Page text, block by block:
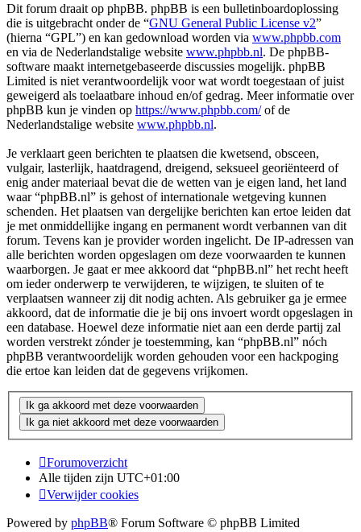
Dit forum draait op phpBB. phpBB is een bulletinboardoplossing
die is uitgebracht onder de “GNU General Public License v2”
(hierna “GPL”) en kan gedownload worden via www.phpbb.com
en via de Nederlandstalige website www.phpbb.nl. De phpBB-
software maakt internetgebaseerde discussies mogelijk. phpBB
Limited is niet verantwoordelijk voor wat wordt toegestaan of juist
geweigerd als toelaatbare inhoud en/of gedrag. Meer informatie over
phpBB kun je vinden op https://www.phpbb.com/of de
Nederlandstalige website www.phpbb.nl.
Je verklaart geen berichten te plaatsen die kwetsend, obsceen,
vulgair, lasterlijk, haatdragend, dreigend, seksueel georiënteerd of
enig ander materiaal bevat die de wetten van je eigen land, het land
waar “phpBB.nl” is gehost of internationale wetgeving kunnen
schenden. Het plaatsen van dergelijke berichten kan ertoe leiden dat
je met onmiddellijke ingang en permanent wordt verbannen van dit
forum. Tevens kan je provider worden ingelicht. De IP-adressen van
alle berichten worden opgeslagen om deze voorwaarden te kunnen
waarborgen. Je gaat er mee akkoord dat “phpBB.nl” het recht heeft
om ieder onderwerp te verwijderen, te wijzigen, te sluiten of te
verplaatsen wanneer zij dit nodig achten. Als gebruiker ga je ermee
akkoord, dat de informatie die je bij ons invoert wordt opgeslagen in
een database. Hoewel deze informatie niet aan een derde partij zal
worden verstrekt zónder je toestemming, kan “phpBB.nl” nóch
phpBB verantwoordelijk worden gehouden voor een hackpoging
die ertoe kan leiden dat de gegevens vrijkomen.
Forumoverzicht
Alle tijden zijn UTC+01:00
Verwijder cookies
Powered by phpBB® Forum Software © phpBB Limited